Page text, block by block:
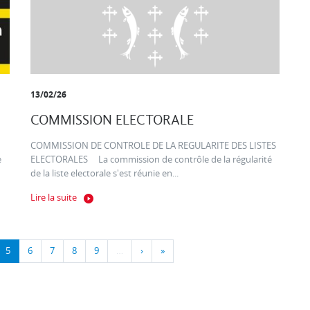
13/02/26
COMMISSION ELECTORALE
COMMISSION DE CONTROLE DE LA REGULARITE DES LISTES
ELECTORALES La commission de contrôle de la régularité
de la liste electorale s'est réunie en...
Lire la suite
5 6 7 8 9 … › »